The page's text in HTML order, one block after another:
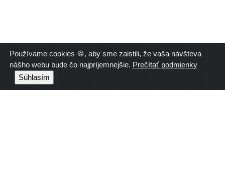
Používame cookies 🍪, aby sme zaistili, že vaša návšteva
nášho webu bude čo najpríjemnejšie. Prečítať podmienky
Súhlasím